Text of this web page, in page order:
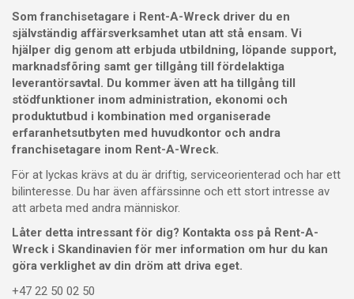
Som franchisetagare i Rent-A-Wreck driver du en
självständig affärsverksamhet utan att stå ensam. Vi
hjälper dig genom att erbjuda utbildning, löpande support,
marknadsfõring samt ger tillgång till fördelaktiga
leverantörsavtal. Du kommer även att ha tillgång till
stödfunktioner inom administration, ekonomi och
produktutbud i kombination med organiserade
erfaranhetsutbyten med huvudkontor och andra
franchisetagare inom Rent-A-Wreck.
För at lyckas krävs at du är driftig, serviceorienterad och har ett
bilinteresse. Du har även affärssinne och ett stort intresse av
att arbeta med andra människor.
Låter detta intressant för dig? Kontakta oss på Rent-A-
Wreck i Skandinavien för mer information om hur du kan
göra verklighet av din dröm att driva eget.
+47 22 50 02 50